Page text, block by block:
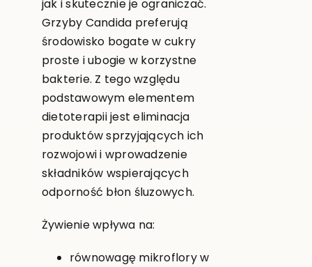
jak i skutecznie je ograniczać.
Grzyby Candida preferują
środowisko bogate w cukry
proste i ubogie w korzystne
bakterie. Z tego względu
podstawowym elementem
dietoterapii jest eliminacja
produktów sprzyjających ich
rozwojowi i wprowadzenie
składników wspierających
odporność błon śluzowych.
Żywienie wpływa na:
równowagę mikroflory w